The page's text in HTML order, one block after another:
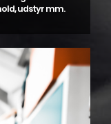
udstyr mm.